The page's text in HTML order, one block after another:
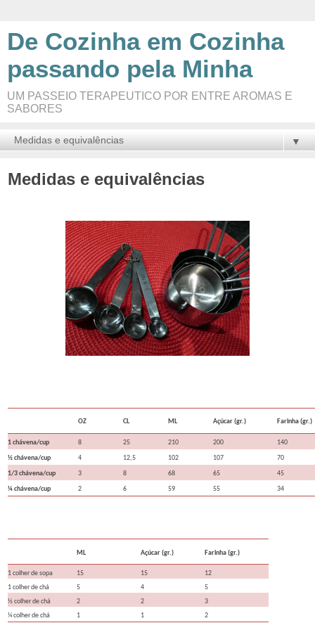
De Cozinha em Cozinha
passando pela Minha
UM PASSEIO TERAPEUTICO POR ENTRE AROMAS E
SABORES
▼
Medidas e equivalências
OZ CL ML Açúcar (gr.) Farinha (gr.)
1 chávena/cup 8 25 210 200
140
½ chávena/cup
4 12,5 102 107
70
1/3 chávena/cup
3 8 68 65
45
¼ chávena/cup
2 6 59 55 34
ML Açúcar (gr.) Farinha (gr.)
1colher de sopa 15 15
12
1 colher de chá
5 4
5
½ colher de chá
2 2
3
¼ colher de chá
1 1 2